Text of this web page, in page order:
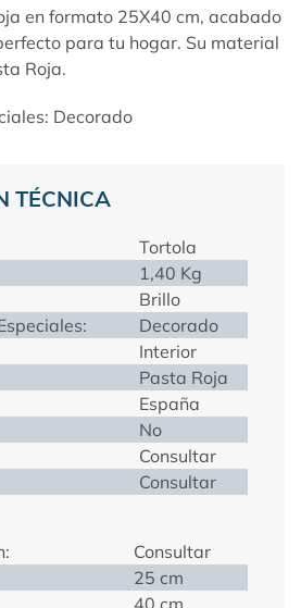
en formato 25X40 cm, acabado
para tu hogar. Su material
Roja.
Decorado
TÉCNICA
Tortola
1,40 Kg
Brillo
Decorado
Interior
Pasta Roja
España
No
Consultar
Consultar
Consultar
25 cm
40 cm